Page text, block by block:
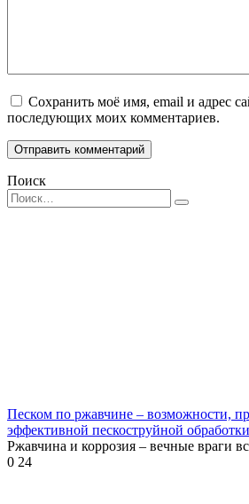
Сохранить моё имя, email и адрес
последующих моих комментариев.
Поиск
Search
for:
Песком по ржавчине – возможности,
эффективной пескоструйной
Ржавчина и коррозия – вечные враги
0 24